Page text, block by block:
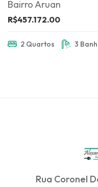
Bairro Aruan
R$457.172.00
2 Quartos 3
Rua Coronel